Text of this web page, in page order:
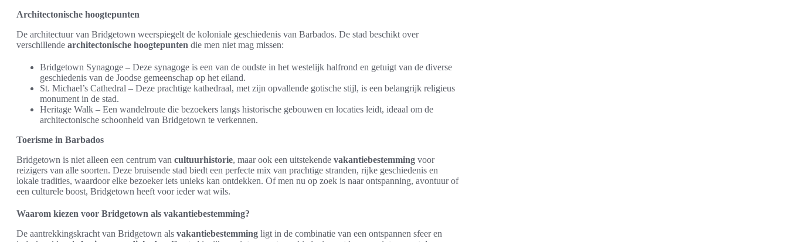
Architectonische hoogtepunten
De architectuur van Bridgetown weerspiegelt de koloniale geschiedenis van Barbados. De stad beschikt over
verschillende architectonische hoogtepunten die men niet mag missen:
Bridgetown Synagoge – Deze synagoge is een van de oudste in het westelijk halfrond en getuigt van de diverse
geschiedenis van de Joodse gemeenschap op het eiland.
St. Michael’s Cathedral – Deze prachtige kathedraal, met zijn opvallende gotische stijl, is een belangrijk religieus
monument in de stad.
Heritage Walk – Een wandelroute die bezoekers langs historische gebouwen en locaties leidt, ideaal om de
architectonische schoonheid van Bridgetown te verkennen.
Toerisme in Barbados
Bridgetown is niet alleen een centrum van cultuurhistorie, maar ook een uitstekende vakantiebestemming voor
reizigers van alle soorten. Deze bruisende stad biedt een perfecte mix van prachtige stranden, rijke geschiedenis en
lokale tradities, waardoor elke bezoeker iets unieks kan ontdekken. Of men nu op zoek is naar ontspanning, avontuur of
een culturele boost, Bridgetown heeft voor ieder wat wils.
Waarom kiezen voor Bridgetown als vakantiebestemming?
De aantrekkingskracht van Bridgetown als vakantiebestemming ligt in de combinatie van een ontspannen sfeer en